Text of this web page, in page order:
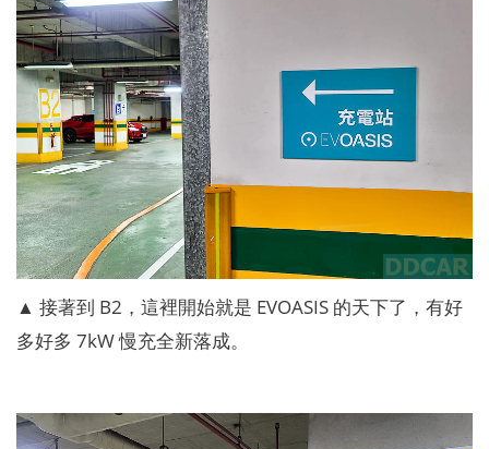
▲ 接著到 B2，這裡開始就是 EVOASIS 的天下了，有好
多好多 7kW 慢充全新落成。